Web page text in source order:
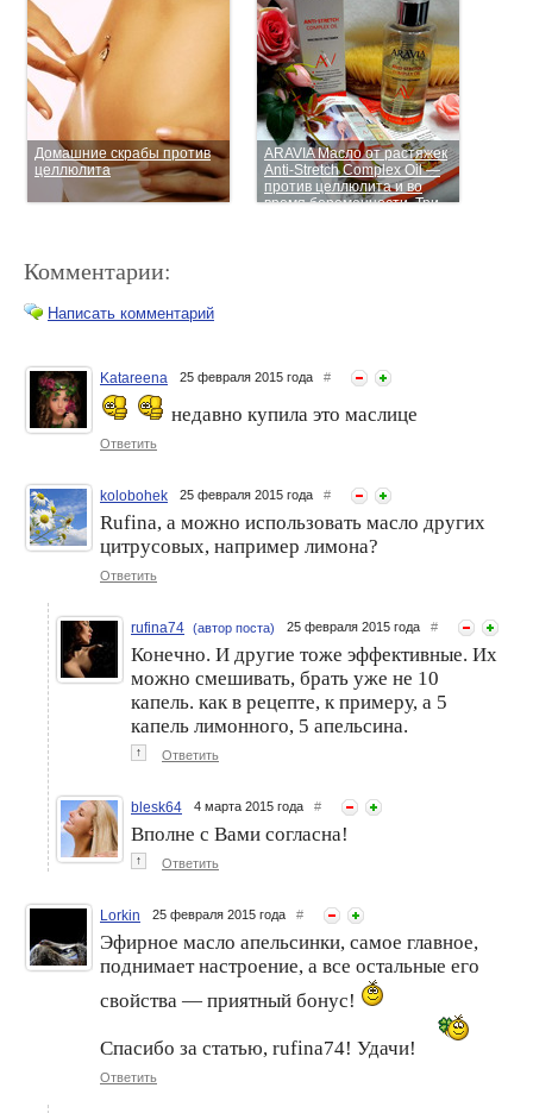
Домашние скрабы против
целлюлита
ARAVIA Масло от растяжек
Anti-Stretch Complex Oil —
против целлюлита и во
время беременности. Три
Вакуумные банки против
целлюлита – есть ли
Вакуумный массаж против
Обертывания глиной
против целлюлита
Новое оружие против
целлюлита.
Комментарии:
Написать комментарий
Katareena 25 февраля 2015 года #
недавно купила это маслице
Ответить
kolobohek 25 февраля 2015 года #
Rufina, а можно использовать масло других
цитрусовых, например лимона?
Ответить
rufina74 (автор поста) 25 февраля 2015 года #
Конечно. И другие тоже эффективные. Их
можно смешивать, брать уже не 10
капель. как в рецепте, к примеру, а 5
капель лимонного, 5 апельсина.
↑ Ответить
blesk64 4 марта 2015 года #
Вполне с Вами согласна!
↑ Ответить
Lorkin 25 февраля 2015 года #
Эфирное масло апельсинки, самое главное,
поднимает настроение, а все остальные его
свойства — приятный бонус!
Спасибо за статью, rufina74! Удачи!
Ответить